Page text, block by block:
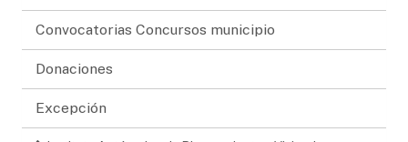
Convocatorias Concursos municipio
Donaciones
Excepción